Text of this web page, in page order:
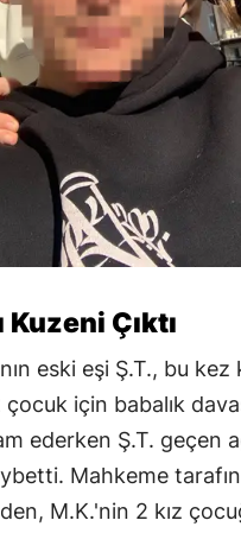
Kuzeni Çıktı
eski eşi Ş.T., bu kez
çocuk için babalık
ederken Ş.T. geçen
Mahkeme
M.K.'nin 2 kız